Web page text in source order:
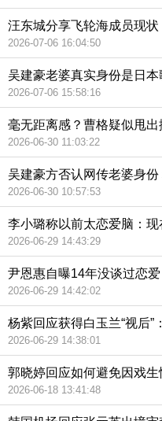
汪东城分享飞轮海成员现
2026-07-06 16:04:50
吴建豪老婆真实身份是日
2026-07-06 15:58:16
毫无距离感？曹格疑似甩
2026-06-30 11:03:22
吴建豪方否认网传老婆身
2026-06-30 10:57:53
李小璐称以前太恋爱脑：
2026-06-29 14:43:29
尹恩惠自曝14年没谈过恋
2026-06-29 14:42:02
杨紫回应获得白玉兰“视后”
2026-06-29 14:38:01
郭晓婷回应如何避免因戏
2026-06-18 13:41:48